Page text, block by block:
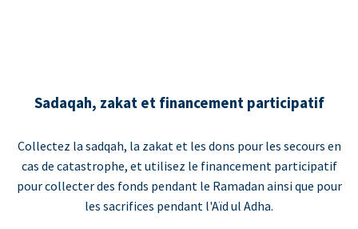
Sadaqah, zakat et financement participatif
Collectez la sadqah, la zakat et les dons pour les secours en
cas de catastrophe, et utilisez le financement participatif
pour collecter des fonds pendant le Ramadan ainsi que pour
les sacrifices pendant l'Aïd ul Adha.